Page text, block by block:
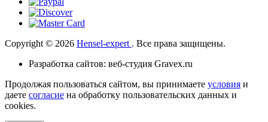
Copyright © 2026 Hensel-expert . Все права защищены.
Разработка сайтов: веб-студия Gravex.ru
Продолжая пользоваться сайтом, вы принимаете условия и
даете согласие на обработку пользовательских данных и
cookies.